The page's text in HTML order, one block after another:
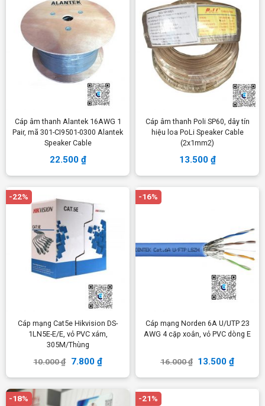
Cáp âm thanh Alantek 16AWG 1
Pair, mã 301-CI9501-0300 Alantek
Speaker Cable
22.500 ₫
Cáp âm thanh Poli SP60, dây tín
hiệu loa PoLi Speaker Cable
(2x1mm2)
13.500 ₫
-22%
Cáp mạng Cat5e Hikvision DS-
1LN5E-E/E, vỏ PVC xám,
305M/Thùng
10.000₫ 7.800 ₫
-16%
Cáp mạng Norden 6A U/UTP 23
AWG 4 cặp xoắn, vỏ PVC dòng E
16.000₫ 13.500₫
-18% -21%